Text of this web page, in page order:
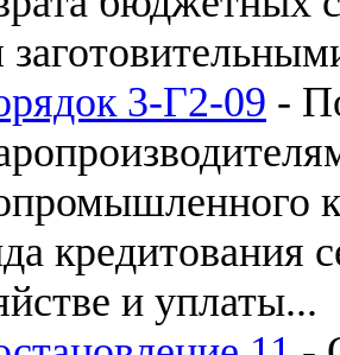
3-Г2-09 -
кредитования
и уплаты...